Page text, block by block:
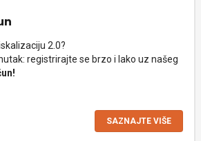
2.0?
registrirajte se brzo i lako uz našeg
SAZNAJTE VIŠE